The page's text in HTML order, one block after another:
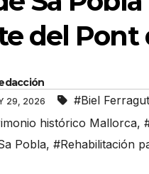
del Pont
29, 2026 #Biel Ferragut
histórico Mallorca,
Pobla, #Rehabilitación